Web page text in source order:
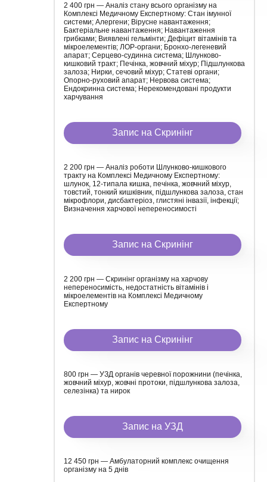
2 400 грн — Аналіз стану всього організму на
Комплексі Медичному Експертному: Стан імунної
системи; Алергени; Вірусне навантаження;
Бактеріальне навантаження; Навантаження
грибками; Виявлені гельмінти; Дефіцит вітамінів та
мікроелементів; ЛОР-органи; Бронхо-легеневий
апарат; Серцево-судинна система; Шлунково-
кишковий тракт; Печінка, жовчний міхур; Підшлункова
залоза; Нирки, сечовий міхур; Статеві органи;
Опорно-руховий апарат; Нервова система;
Ендокринна система; Нерекомендовані продукти
харчування
Запис на Скринінг
2 200 грн — Аналіз роботи Шлунково-кишкового
тракту на Комплексі Медичному Експертному:
шлунок, 12-типала кишка, печінка, жовчний міхур,
товстий, тонкий кишківник, підшлункова залоза, стан
мікрофлори, дисбактеріоз, глистяні інвазії, інфекції;
Визначення харчової непереносимості
Запис на Скринінг
2 200 грн — Скринінг організму на харчову
непереносимість, недостатність вітамінів і
мікроелементів на Комплексі Медичному
Експертному
Запис на Скринінг
800 грн — УЗД органів черевної порожнини (печінка,
жовчний міхур, жовчні протоки, підшлункова залоза,
селезінка) та нирок
Запис на УЗД
12 450 грн — Амбулаторний комплекс очищення
організму на 5 днів